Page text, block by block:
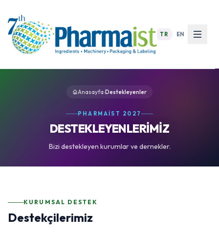
TR EN
Anasayfa›Destekleyenler
PHARMAIST 2027
DESTEKLEYENLERİMİZ
Bizi destekleyen kurumlar ve dernekler.
KURUMSAL DESTEK
Destekçilerimiz